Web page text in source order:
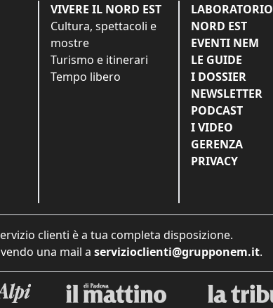
VIVERE IL NORD EST
Cultura, spettacoli e
mostre
Turismo e itinerari
Tempo libero
LABORATORIO
NORD EST
EVENTI NEM
LE GUIDE
I DOSSIER
NEWSLETTER
PODCAST
I VIDEO
GERENZA
PRIVACY
clienti è a tua completa disposizione.
una mail a servizioclienti@grupponem.it.